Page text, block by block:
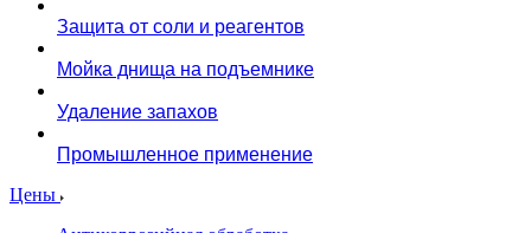
Защита от соли и реагентов
Мойка днища на подъемнике
Удаление запахов
Промышленное применение
Цены